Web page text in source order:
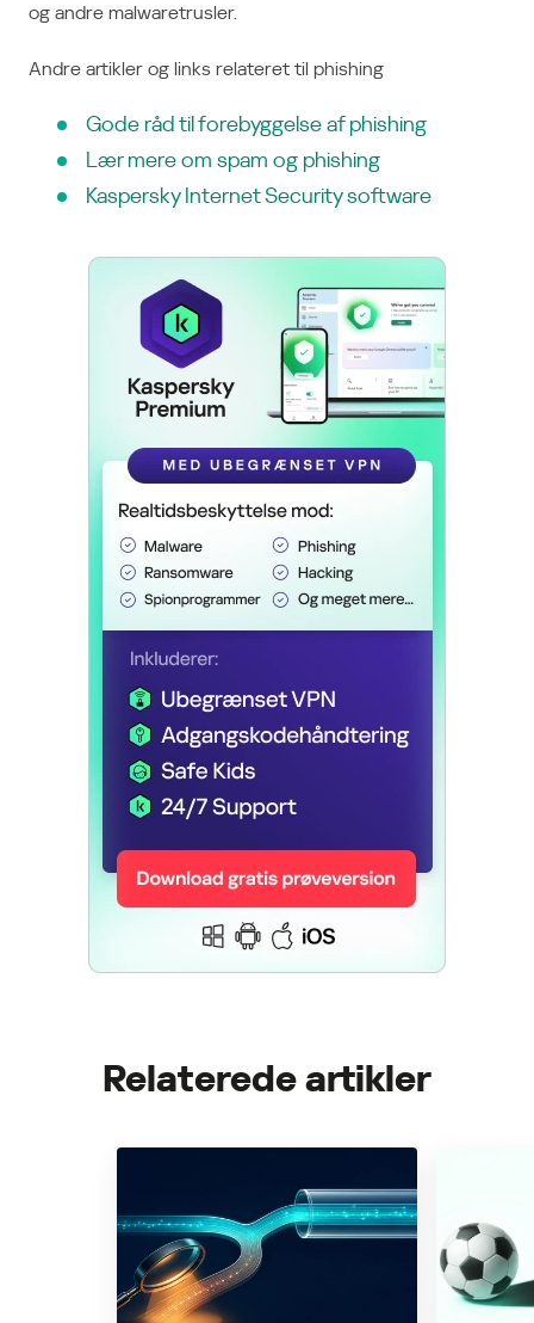
og andre malwaretrusler.
Andre artikler og links relateret til phishing
Gode råd til forebyggelse af phishing
Lær mere om spam og phishing
Kaspersky Internet Security software
Relaterede artikler